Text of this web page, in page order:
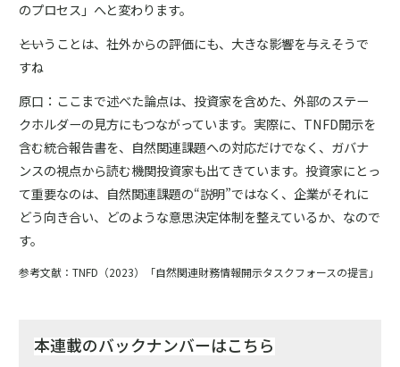
のプロセス」へと変わります。
――ということは、社外からの評価にも、大きな影響を与えそうで
すね
原口：ここまで述べた論点は、投資家を含めた、外部のステー
クホルダーの見方にもつながっています。実際に、TNFD開示を
含む統合報告書を、自然関連課題への対応だけでなく、ガバナ
ンスの視点から読む機関投資家も出てきています。投資家にとっ
て重要なのは、自然関連課題の“説明”ではなく、企業がそれに
どう向き合い、どのような意思決定体制を整えているか、なので
す。
参考文献：TNFD（2023）「自然関連財務情報開示タスクフォースの提言」
本連載のバックナンバーはこちら